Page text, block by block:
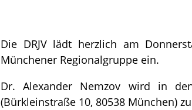
Die DRJV lädt herzlich am
Münchener Regionalgruppe ein.
Dr. Alexander Nemzov wird in
(Bürkleinstraße 10, 80538 München)